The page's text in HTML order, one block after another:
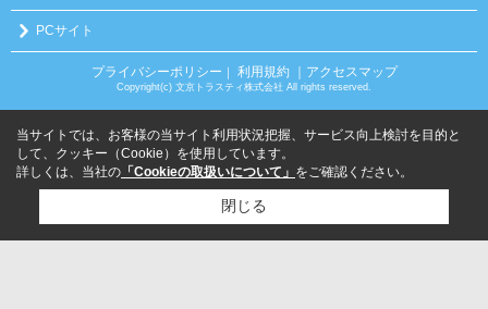
PCサイト
プライバシーポリシー ｜ 利用規約 ｜アクセスマップ
Copyright(c) 文京トラスティ株式会社 All rights reserved.
当サイトでは、お客様の当サイト利用状況把握、サービス向上検討を目的と
して、クッキー（Cookie）を使用しています。
詳しくは、当社の 「Cookieの取扱いについて」 をご確認ください。
閉じる